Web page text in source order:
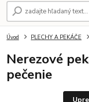
Úvod PLECHY A PEKÁČE
Nerezové
pečenie